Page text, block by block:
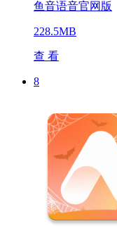
鱼音语音官网版
228.5MB
查 看